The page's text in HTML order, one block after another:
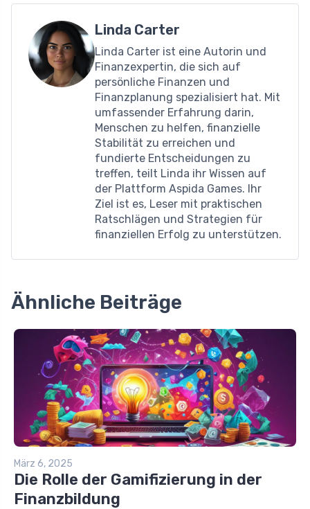
Linda Carter
Linda Carter ist eine Autorin und
Finanzexpertin, die sich auf
persönliche Finanzen und
Finanzplanung spezialisiert hat. Mit
umfassender Erfahrung darin,
Menschen zu helfen, finanzielle
Stabilität zu erreichen und
fundierte Entscheidungen zu
treffen, teilt Linda ihr Wissen auf
der Plattform Aspida Games. Ihr
Ziel ist es, Leser mit praktischen
Ratschlägen und Strategien für
finanziellen Erfolg zu unterstützen.
Ähnliche Beiträge
März 6, 2025
Die Rolle der Gamifizierung in der
Finanzbildung